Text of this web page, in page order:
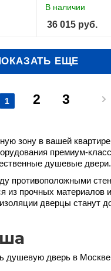
В наличии
36 015руб.
ЕЩЕ
1 2 3
зону в вашей
премиум-
душевые двери.
противоположными
из прочных
дверцы станут
дверь в